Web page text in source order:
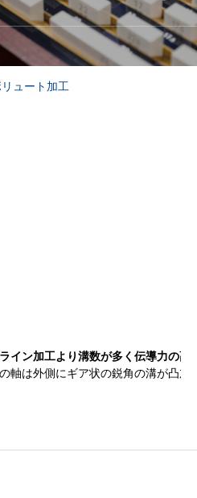
ュート加工
イン加工より溝数が多く伝導力の高
軸は外側にギア状の鋭角の溝が凸